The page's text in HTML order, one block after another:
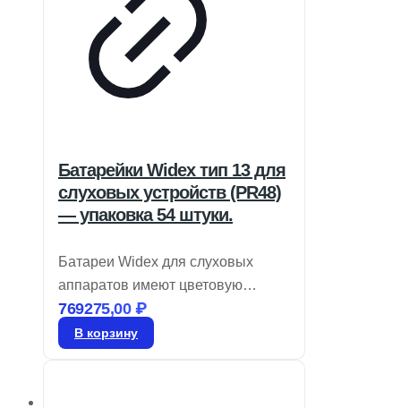
Батарейки Widex тип 13 для
слуховых устройств (PR48)
— упаковка 54 штуки.
Батареи Widex для слуховых
аппаратов имеют цветовую
кодировку, обозначающую размер,
и представляют собой воздушно-
769275,00₽
В корзину